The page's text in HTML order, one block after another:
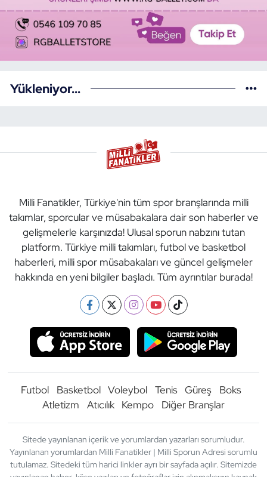
Yükleniyor...
Milli Fanatikler, Türkiye'nin tüm spor branşlarında milli
takımlar, sporcular ve müsabakalara dair son haberler ve
gelişmelerle karşınızda! Ulusal sporun nabzını tutan
platform. Türkiye milli takımları, futbol ve basketbol
haberleri, milli spor müsabakaları ve güncel gelişmeler
hakkında en yeni bilgiler başladı. Tüm ayrıntılar burada!
Futbol Basketbol Voleybol Tenis Güreş
Boks
Atletizm
Atıcılık Kempo Diğer Branşlar
Sitede yayınlanan içerik ve yorumlardan yazarları sorumludur.
Yayınlanan yorumlardan Milli Fanatikler | Milli Sporun Adresi sorumlu
tutulamaz. Sitedeki tüm harici linkler ayrı bir sayfada açılır. Sitemizde